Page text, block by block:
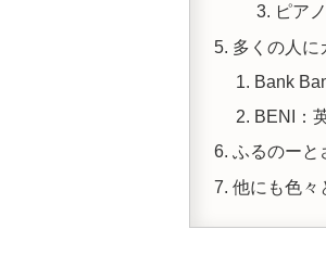
ピア
多くの人に
Bank
BENI：
ふるのーと
他にも色々